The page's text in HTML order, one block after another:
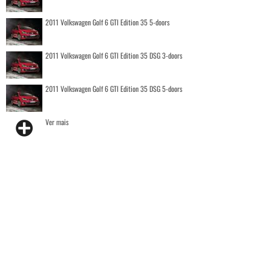
2011 Volkswagen Golf 6 GTI Edition 35 5-doors
2011 Volkswagen Golf 6 GTI Edition 35 DSG 3-doors
2011 Volkswagen Golf 6 GTI Edition 35 DSG 5-doors
Ver mais